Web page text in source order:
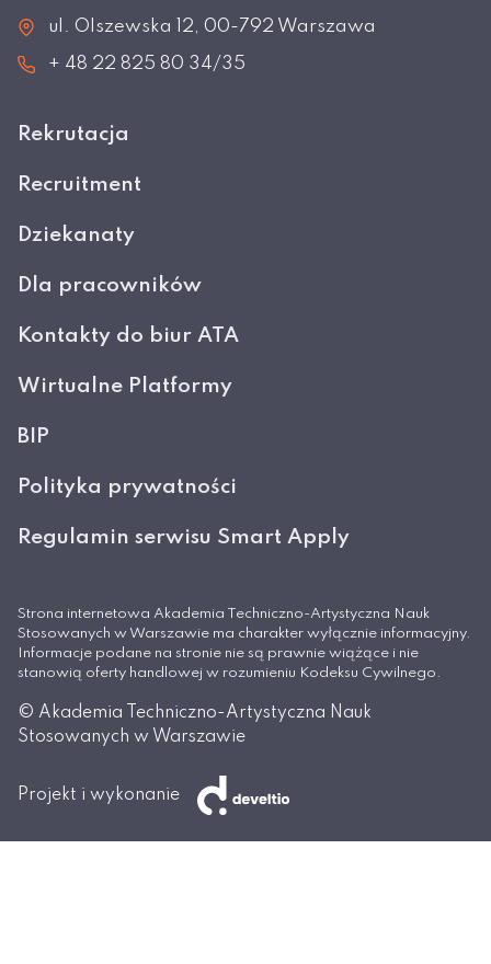
ul. Olszewska 12, 00-792 Warszawa
+ 48 22 825 80 34/35
Rekrutacja
Recruitment
Dziekanaty
Dla pracowników
Kontakty do biur ATA
Wirtualne Platformy
BIP
Polityka prywatności
Regulamin serwisu Smart Apply
Strona internetowa Akademia Techniczno-Artystyczna Nauk
Stosowanych w Warszawie ma charakter wyłącznie informacyjny.
Informacje podane na stronie nie są prawnie wiążące i nie
stanowią oferty handlowej w rozumieniu Kodeksu Cywilnego.
© Akademia Techniczno-Artystyczna Nauk
Stosowanych w Warszawie
Projekt i wykonanie